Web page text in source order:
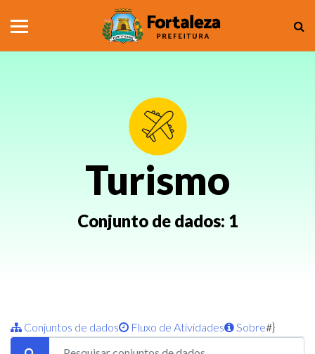
Turismo
Conjunto de dados: 1
Conjuntos de dados Fluxo de Atividades Sobre#}